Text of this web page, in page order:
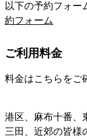
以下の予約フォー
約フォーム
ご利用料金
料金はこちらをご
港区、麻布十番、
三田、近郊の皆様